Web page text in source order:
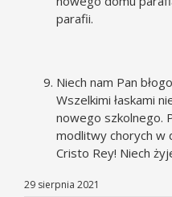
parafii.
Niech nam Pan
Wszelkimi łaskami
nowego szkolnego.
modlitwy chorych w
Cristo Rey! Niech
29 sierpnia 2021